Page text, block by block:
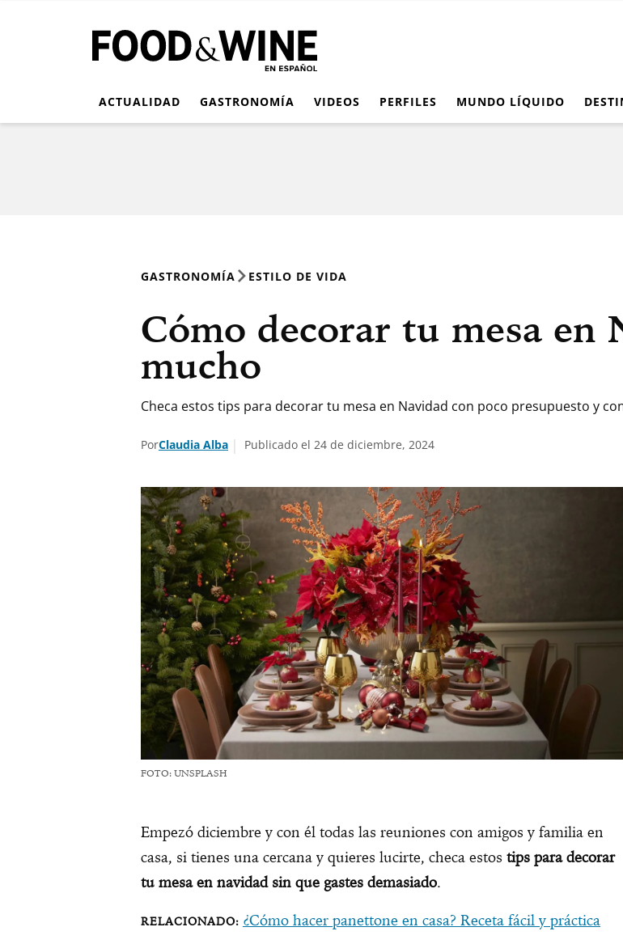
ACTUALIDAD GASTRONOMÍA VIDEOS PERFILES MUNDO LÍQUIDO
GASTRONOMÍA ESTILO DE VIDA
Cómo decorar tu mesa en
mucho
Checa estos tips para decorar tu mesa en Navidad con poco presupuesto y
PorClaudia Alba Publicado el 24 de diciembre, 2024
FOTO: UNSPLASH
Empezó diciembre y con él todas las reuniones con amigos y familia en
casa, si tienes una cercana y quieres lucirte, checa estos tips para decorar
tu mesa en navidad sin que gastes demasiado.
¿Cómo hacer panettone en casa? Receta fácil y práctica